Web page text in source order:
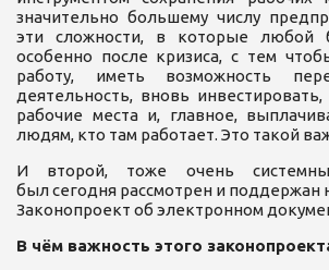
значительно большему числу
эти сложности, в которые любой
особенно после кризиса, с тем
работу, иметь возможность
деятельность, вновь
рабочие места и, главное,
людям, кто там работает. Это такой
И второй, тоже очень
был сегодня рассмотрен и поддержан
Законопроект об электронном
В чём важность этого